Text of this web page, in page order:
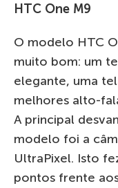
HTC One M9
O modelo HTC
muito bom: um
elegante, uma
melhores alto-
A principal
modelo foi a
UltraPixel. Isto
pontos frente